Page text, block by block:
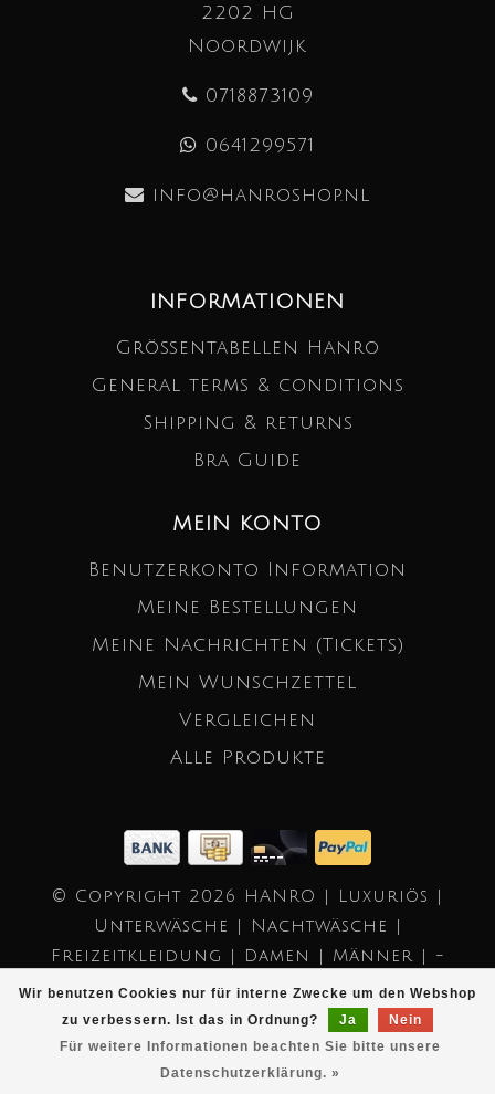
Wir benutzen Cookies nur für interne Zwecke um den Webshop
zu verbessern. Ist das in Ordnung?
Ja
Nein
Für weitere Informationen beachten Sie bitte unsere
Datenschutzerklärung. »
2202 HG
Noordwijk
0718873109
0641299571
info@hanroshop.nl
INFORMATIONEN
Größentabellen Hanro
General terms & conditions
Shipping & returns
Bra Guide
MEIN KONTO
Benutzerkonto Information
Meine Bestellungen
Meine Nachrichten (Tickets)
Mein Wunschzettel
Vergleichen
Alle Produkte
© Copyright 2026 HANRO | Luxuriös |
Unterwäsche | Nachtwäsche |
Freizeitkleidung | Damen | Männer | -
Powered by
Lightspeed
- Theme by
Dyvelopment